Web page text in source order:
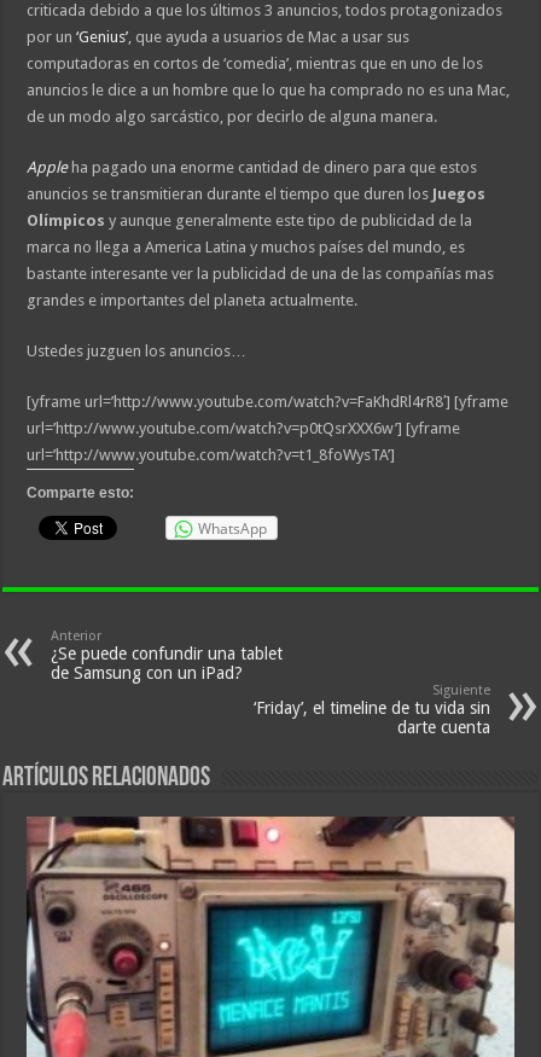
criticada debido a que los últimos 3 anuncios, todos protagonizados
por un‘Genius’, que ayuda a usuarios de Mac a usar sus
computadoras en cortos de ‘comedia’, mientras que en uno de los
anuncios le dice a un hombre que lo que ha comprado no es una Mac,
de un modo algo sarcástico, por decirlo de alguna manera.
Apple ha pagado una enorme cantidad de dinero para que estos
anuncios se transmitieran durante el tiempo que duren los Juegos
Olímpicos y aunque generalmente este tipo de publicidad de la
marca no llega a America Latina y muchos países del mundo, es
bastante interesante ver la publicidad de una de las compañías mas
grandes e importantes del planeta actualmente.
Ustedes juzguen los anuncios…
[yframe url=’http://www.youtube.com/watch?v=FaKhdRl4rR8′] [yframe
url=’http://www.youtube.com/watch?v=p0tQsrXXX6w’] [yframe
url=’http://www.youtube.com/watch?v=t1_8foWysTA’]
Comparte esto:
WhatsApp
Anterior
¿Se puede confundir una tablet
de Samsung con un iPad?
Siguiente
‘Friday’, el timeline de tu vida sin
darte cuenta
Artículos relacionados